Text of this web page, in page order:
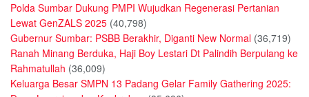
Polda Sumbar Dukung PMPI Wujudkan Regenerasi Pertanian
Lewat GenZALS 2025 (40,798)
Gubernur Sumbar: PSBB Berakhir, Diganti New Normal (36,719)
Ranah Minang Berduka, Haji Boy Lestari Dt Palindih Berpulang ke
Rahmatullah (36,009)
Keluarga Besar SMPN 13 Padang Gelar Family Gathering 2025: